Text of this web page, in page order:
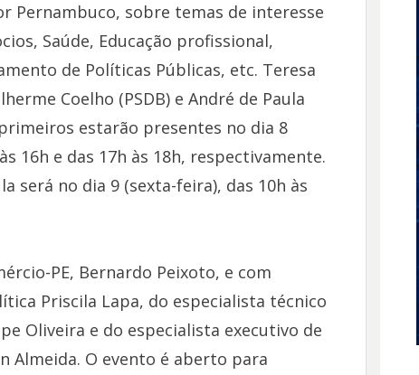
Pernambuco, sobre temas de interesse
Saúde, Educação profissional,
de Políticas Públicas, etc. Teresa
Coelho (PSDB) e André de Paula
estarão presentes no dia 8
16h e das 17h às 18h, respectivamente.
será no dia 9 (sexta-feira), das 10h às
PE, Bernardo Peixoto, e com
Priscila Lapa, do especialista técnico
Oliveira e do especialista executivo de
Almeida. O evento é aberto para